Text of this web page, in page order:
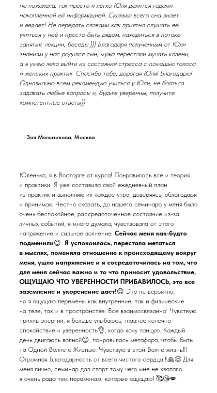
не пожалела, так просто и легко Юля делится годами
накопленной ей информацией. Сколько всего она знает
и ведает! Не передать словами как приятно слушать её,
учиться у неё и просто быть рядом, находиться в потоке
занятия, лекции, беседы.))) Благодаря полученным от Юли
знаниям у нас родился сын, мужа перестали мучать колени,
а я умею леко выйти из состояния стресса с помощью голоса
и женских практик. Спасибо тебе, дорогая Юля! Благодарю!
Однозначно всем рекомендую учиться у Юли, не бояться
задавать любые вопросы и, будьте уверенны, получите
компетентные ответы))
Зоя Мельникова, Москва
Юленька, я в Восторге от курса! Понравилось все и теория
и практики. Я уже составила свой ежедневный план
из практик и выполняю их каждое утро, доверяясь, облагодаря
и принимая. Честно сказать, до нашего семинара у меня было
очень беспокойное, рассредоточенное состояние из-за
личных событий, я много думала, чувствовала от этого
напряжение и сильное волнение. Сейчас меня как-будто
подменили😊. Я успокоилась, перестала метаться
в мыслях, поменяла отношение к происходящему вокруг
меня, ушло напряжение и я сосредоточилась на том, что
для меня сейчас важно и то что приносит удовольствие,
ОЩУЩАЮ ЧТО УВЕРЕННОСТИ ПРИБАВИЛОСЬ, это все
заземление и укоренение дает!😊 Это не вероятно,
но я ощущаю перемены как внутренние, так и физические
на теле, так и в пространстве. Все взаимосвязанно! Чувствую
прилив энергии, я больше улыбаюсь, главное конечно
спокойствие и уверенность👌, когда хочу танцую. Каждый
день двигаюсь волной😊, понравилась метафора, чтобы быть
на Одной Волне с Жизнью. Чувствую в этой Волне жизнь!!!
Огромная Благодарность от всего чистого сердца!!!🙏😊 Для
меня лично, семинар дал старт тому чего мне не хватало,
я очень рада тем переменам, которые ощущаю! 🥰😘💋